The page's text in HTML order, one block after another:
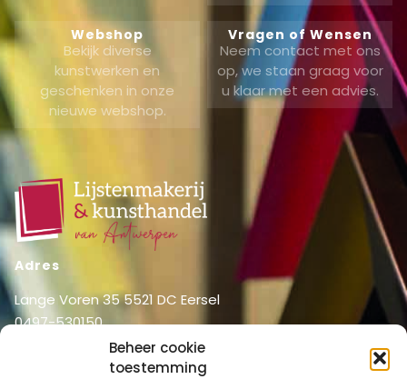
Beheer cookie
toestemming
Webshop
Bekijk diverse
kunstwerken en
geschenken in onze
nieuwe webshop.
Vragen of Wensen
Neem contact met ons
op, we staan graag voor
u klaar met een advies.
Adres
Lange Voren 35 5521 DC Eersel
0497-530150
info@lijstenmakerij vanantwerpen.nl